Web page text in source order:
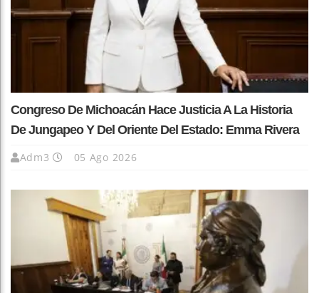
Congreso De Michoacán Hace Justicia A La Historia
De Jungapeo Y Del Oriente Del Estado: Emma Rivera
Adm3 05 Ago 2026